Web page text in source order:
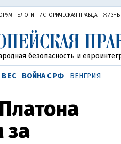
БЛОГИ ИСТОРИЧЕСКАЯ ПРАВДА ЖИЗНЬ
безопасность и
ЕС ВОЙНА С РФ ВЕНГРИЯ
за